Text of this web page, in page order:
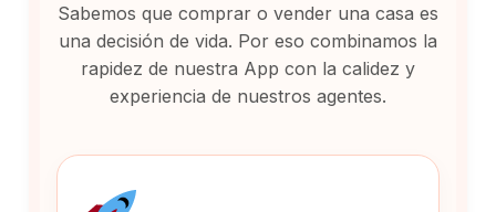
Sabemos que comprar o vender una casa es
una decisión de vida. Por eso combinamos la
rapidez de nuestra App con la calidez y
experiencia de nuestros agentes.